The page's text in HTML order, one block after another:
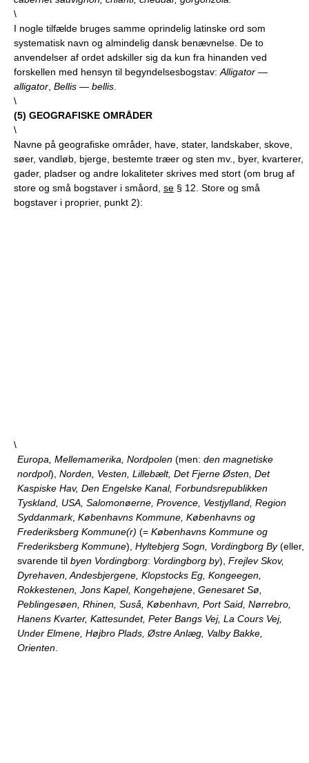
\
I nogle tilfælde bruges samme oprindelig latinske ord som
systematisk navn og almindelig dansk benævnelse. De to
anvendelser af ordet adskiller sig da kun fra hinanden ved
forskellen med hensyn til begyndelsesbogstav: Alligator —
alligator Bellis — bellis
\
(5) GEOGRAFISKE OMRÅDER
\
Navne på geografiske områder, have, stater, landskaber, skove,
søer, vandløb, bjerge, bestemte træer og sten mv., byer, kvarterer,
gader, pladser og andre lokaliteter skrives med stort (om brug af
store og små bogstaver i småord, se § 12. Store og små
bogstaver i proprier, punkt 2):
\
Europa, Mellemamerika, Nordpolen (men: den magnetiske
nordpol), Norden, Vesten, Lillebælt, Det Fjerne Østen, Det
Kaspiske Hav, Den Engelske Kanal, Forbundsrepublikken
Tyskland, USA, Salomonøerne, Provence, Vestjylland, Region
Syddanmark, Københavns Kommune, Københavns og
Frederiksberg Kommune(r) (= Københavns Kommune og
Frederiksberg Kommune), Hyltebjerg Sogn, Vordingborg By(eller,
svarende til byen Vordingborg: Vordingborg by), Frejlev Skov,
Dyrehaven, Andesbjergene, Klopstocks Eg, Kongeegen,
Rokkestenen, Jons Kapel, Kongehøjene Genesaret Sø,
Peblingesøen, Rhinen, Suså, København, Port Said, Nørrebro,
Hanens Kvarter, Kattesundet, Peter Bangs Vej, La Cours Vej,
Under Elmene, Højbro Plads, Østre Anlæg, Valby Bakke,
Orienten